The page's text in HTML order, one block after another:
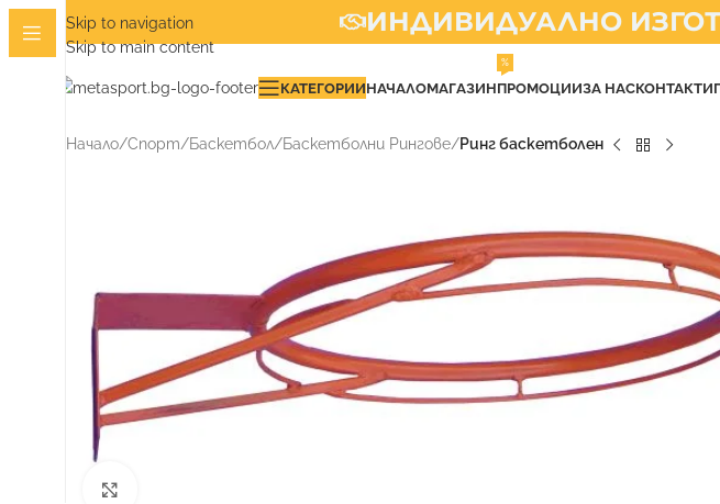
Skip to navigation
Skip to main content
ИНДИВИДУАЛНО
КАТЕГОРИИНАЧАЛОМАГАЗИНПРОМОЦИИ
%
ЗА НАСКОНТАКТИ
Начало/Спорт/Баскетбол/Баскетболни Рингове/Ринг баскетболен